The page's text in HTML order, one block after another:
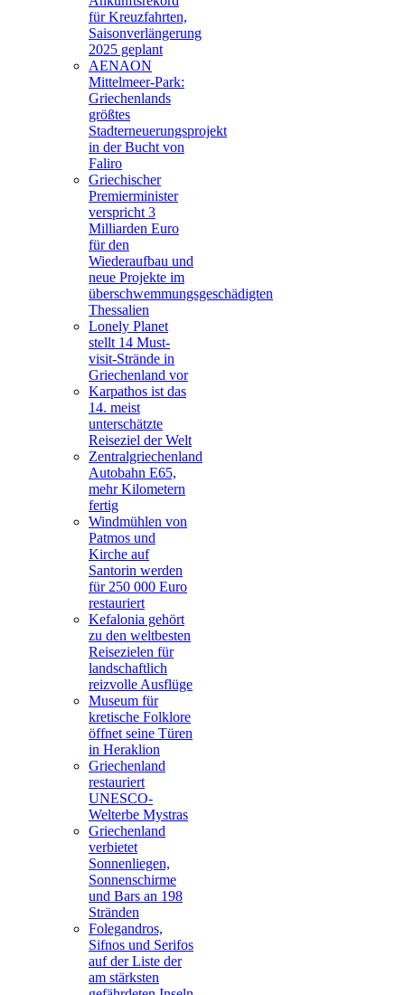
für Kreuzfahrten,
Saisonverlängerung
2025 geplant
AENAON
Mittelmeer-Park:
Griechenlands
größtes
Stadterneuerungsprojekt
in der Bucht von
Faliro
Griechischer
Premierminister
verspricht 3
Milliarden Euro
für den
Wiederaufbau und
neue Projekte im
überschwemmungsgeschädigten
Thessalien
Lonely Planet
stellt 14 Must-
visit-Strände in
Griechenland vor
Karpathos ist das
14. meist
unterschätzte
Reiseziel der Welt
Zentralgriechenland
Autobahn E65,
mehr Kilometern
fertig
Windmühlen von
Patmos und
Kirche auf
Santorin werden
für 250 000 Euro
restauriert
Kefalonia gehört
zu den weltbesten
Reisezielen für
landschaftlich
reizvolle Ausflüge
Museum für
kretische Folklore
öffnet seine Türen
in Heraklion
Griechenland
restauriert
UNESCO-
Welterbe Mystras
Griechenland
verbietet
Sonnenliegen,
Sonnenschirme
und Bars an 198
Stränden
Folegandros,
Sifnos und Serifos
auf der Liste der
am stärksten